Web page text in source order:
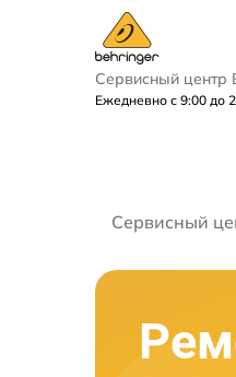
Сервисный центр
Ежедневно с 9:00 до
Сервисный